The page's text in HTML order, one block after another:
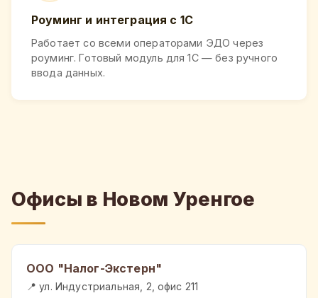
Роуминг и интеграция с 1С
Работает со всеми операторами ЭДО через
роуминг. Готовый модуль для 1С — без ручного
ввода данных.
Офисы в Новом Уренгое
ООО "Налог-Экстерн"
📍 ул. Индустриальная, 2, офис 211